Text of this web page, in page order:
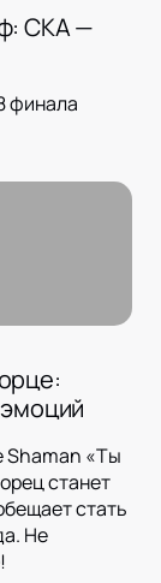
СКА —
финала
Shaman «Ты
станет
стать
Не